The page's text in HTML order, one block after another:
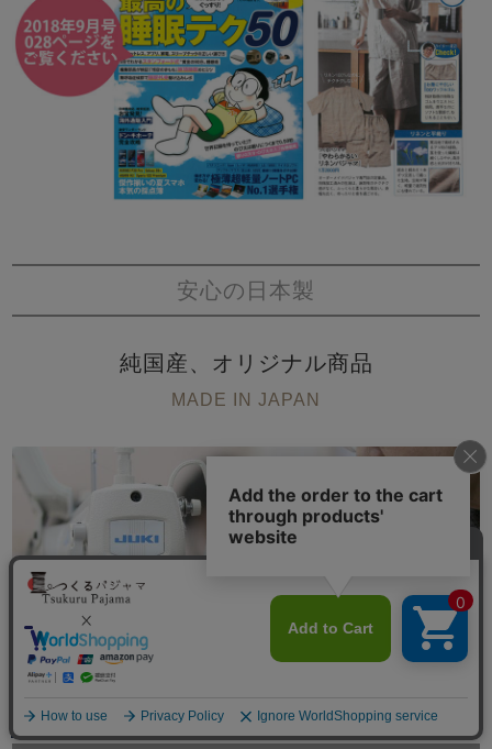
メニュー
安心の日本製
純国産、オリジナル商品
MADE IN JAPAN